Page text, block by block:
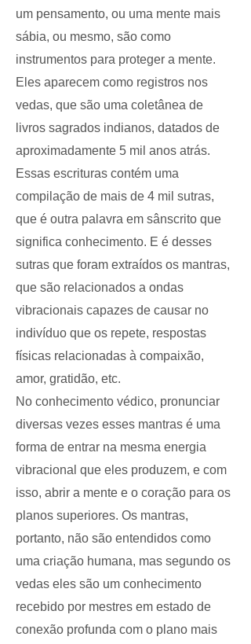
um pensamento, ou uma mente mais
sábia, ou mesmo, são como
instrumentos para proteger a mente.
Eles aparecem como registros nos
vedas, que são uma coletânea de
livros sagrados indianos, datados de
aproximadamente 5 mil anos atrás.
Essas escrituras contém uma
compilação de mais de 4 mil sutras,
que é outra palavra em sânscrito que
significa conhecimento. E é desses
sutras que foram extraídos os mantras,
que são relacionados a ondas
vibracionais capazes de causar no
indivíduo que os repete, respostas
físicas relacionadas à compaixão,
amor, gratidão, etc.
No conhecimento védico, pronunciar
diversas vezes esses mantras é uma
forma de entrar na mesma energia
vibracional que eles produzem, e com
isso, abrir a mente e o coração para os
planos superiores. Os mantras,
portanto, não são entendidos como
uma criação humana, mas segundo os
vedas eles são um conhecimento
recebido por mestres em estado de
conexão profunda com o plano mais